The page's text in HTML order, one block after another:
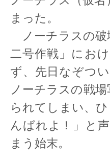
まった。
ノーチラスの破
二号作戦」にお
ず、先日なぞつ
ノーチラスの戦
られてしまい、
んばれよ！」と
まう始末。